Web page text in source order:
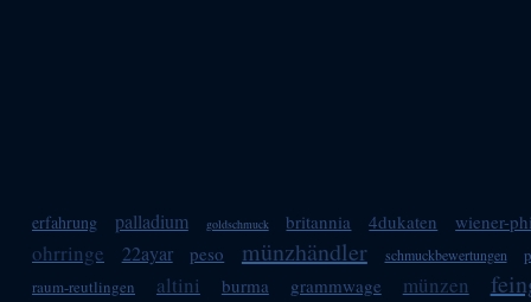
erfahrung palladium goldschmuck britannia 4dukaten wiener-
ohrringe 22ayar peso münzhändler schmuckbewertungen
raum-reutlingen
altini burma grammwage münzen